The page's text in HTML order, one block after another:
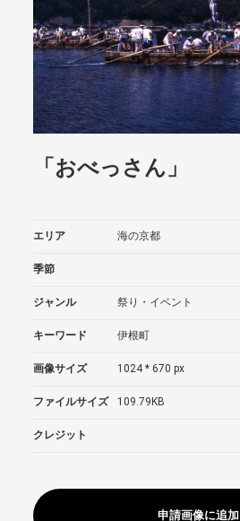
「おべっさん」
エリア 海の京都
季節
ジャンル 祭り・イベント
キーワード 伊根町
画像サイズ 1024 * 670 px
ファイルサイズ 109.79KB
クレジット
申請画像に追加